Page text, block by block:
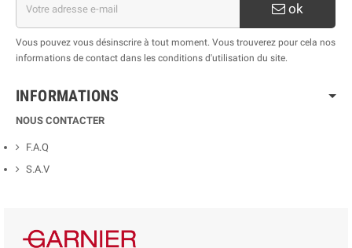
ok
Vous pouvez vous désinscrire à tout moment. Vous trouverez pour cela nos
informations de contact dans les conditions d'utilisation du site.
INFORMATIONS
NOUS CONTACTER
F.A.Q
S.A.V